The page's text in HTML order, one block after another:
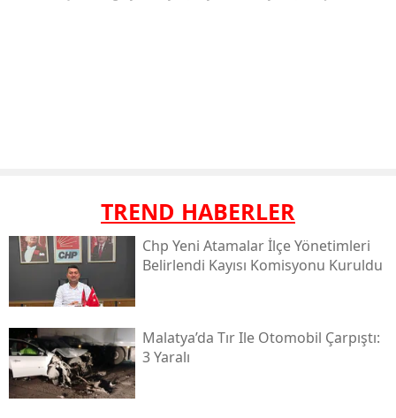
TREND HABERLER
Chp Yeni Atamalar İlçe Yönetimleri
Belirlendi Kayısı Komisyonu Kuruldu
Malatya’da Tır Ile Otomobil Çarpıştı:
3 Yaralı